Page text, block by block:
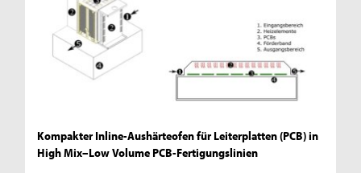
Kompakter Inline-Aushärteofen für Leiterplatten (PCB) in
High Mix–Low Volume PCB-Fertigungslinien